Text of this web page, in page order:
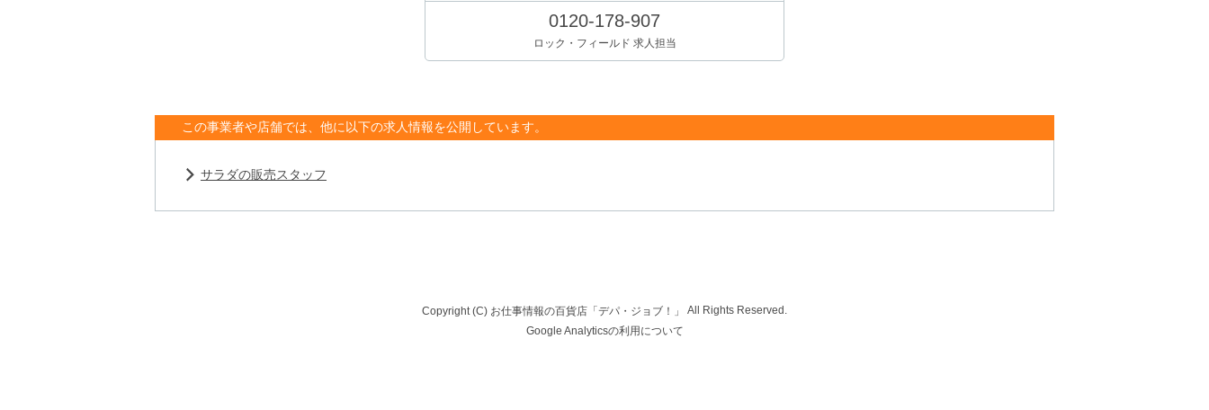
0120-178-907
ロック・フィールド 求人担当
この事業者や店舗では、他に以下の求人情報を公開しています。
サラダの販売スタッフ
Copyright (C) お仕事情報の百貨店「デパ・ジョブ！」 All Rights Reserved.
Google Analyticsの利用について